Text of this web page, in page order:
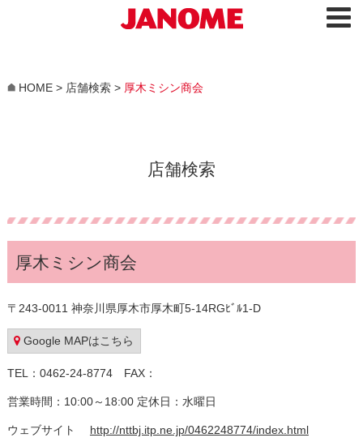
HOME> 店舗検索> 厚木ミシン商会
店舗検索
厚木ミシン商会
〒243-0011 神奈川県厚木市厚木町5-14RGﾋﾞﾙ1-D
Google MAPはこちら
TEL：0462-24-8774 FAX：
営業時間：10:00～18:00 定休日：水曜日
ウェブサイト http://nttbj.itp.ne.jp/0462248774/index.html